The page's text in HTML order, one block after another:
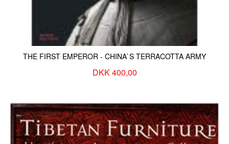
THE FIRST EMPEROR - CHINA`S TERRACOTTA ARMY
DKK 400,00